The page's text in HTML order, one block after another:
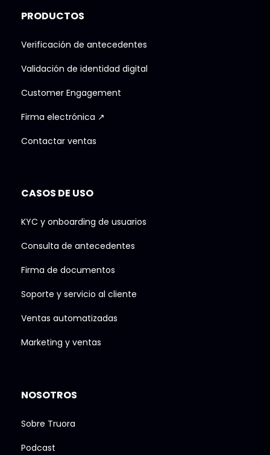
PRODUCTOS
Verificación de antecedentes
Validación de identidad digital
Customer Engagement
Firma electrónica ↗
Contactar ventas
CASOS DE USO
KYC y onboarding de usuarios
Consulta de antecedentes
Firma de documentos
Soporte y servicio al cliente
Ventas automatizadas
Marketing y ventas
NOSOTROS
Sobre Truora
Podcast